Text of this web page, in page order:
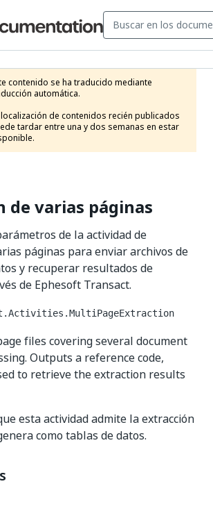
contenido se ha traducido mediante
automática.
de contenidos recién publicados
tardar entre una y dos semanas en estar
de varias páginas
de la actividad de
páginas para enviar archivos de
y recuperar resultados de
de Ephesoft Transact.
files covering several document
Outputs a reference code,
to retrieve the extraction results
esta actividad admite la extracción
como tablas de datos.